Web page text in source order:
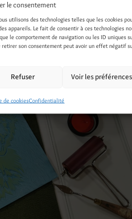
le consentement
utilisons des technologies telles que les cookies
appareils. Le fait de consentir à ces technologies
le comportement de navigation ou les ID uniques
son consentement peut avoir un effet négatif
Refuser Voir les préférences
de cookiesConfidentialité
28 février 2020